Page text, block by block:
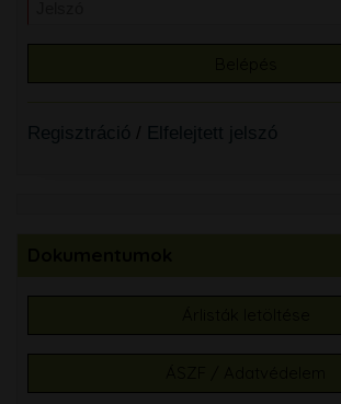
Regisztráció / Elfelejtett jelszó